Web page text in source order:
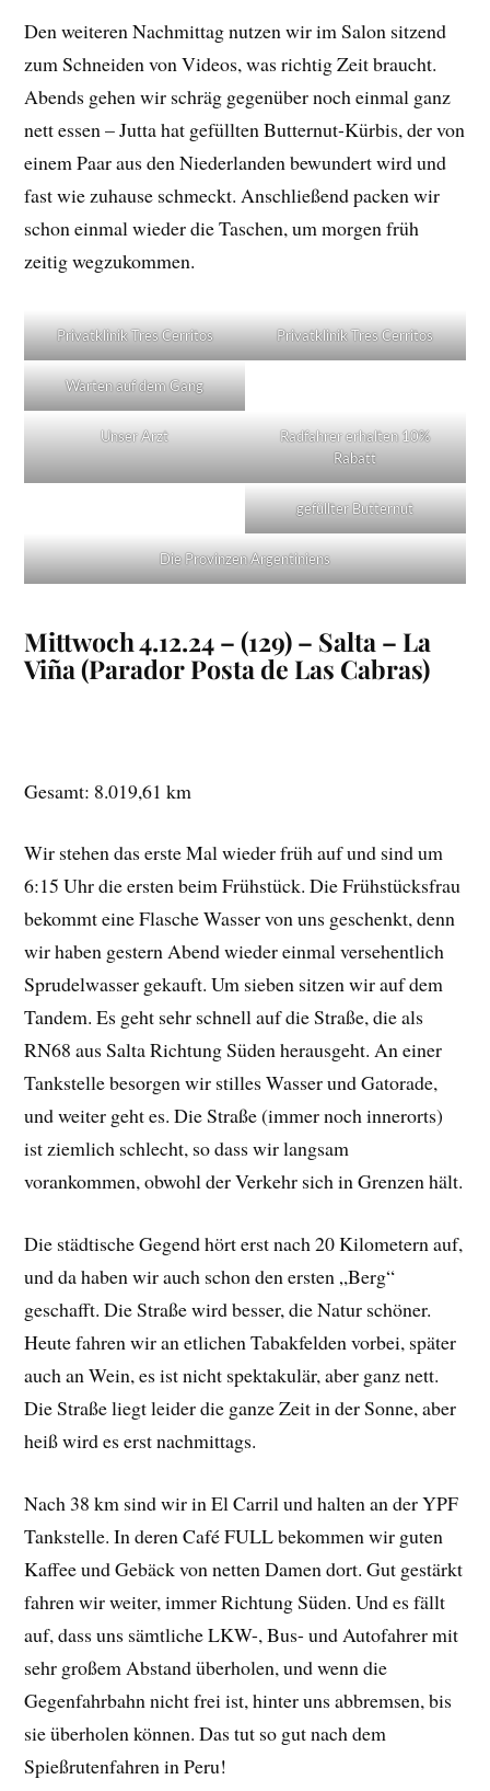
Den weiteren Nachmittag nutzen wir im Salon sitzend
zum Schneiden von Videos, was richtig Zeit braucht.
Abends gehen wir schräg gegenüber noch einmal ganz
nett essen – Jutta hat gefüllten Butternut-Kürbis, der von
einem Paar aus den Niederlanden bewundert wird und
fast wie zuhause schmeckt. Anschließend packen wir
schon einmal wieder die Taschen, um morgen früh
zeitig wegzukommen.
Privatklinik Tres Cerritos Privatklinik Tres Cerritos
Warten auf dem Gang
Unser Arzt
Radfahrer erhalten 10%
Rabatt
gefüllter Butternut
Die Provinzen Argentiniens
Mittwoch 4.12.24 – (129) – Salta – La
Viña (Parador Posta de Las Cabras)
Gesamt: 8.019,61 km
Wir stehen das erste Mal wieder früh auf und sind um
6:15 Uhr die ersten beim Frühstück. Die Frühstücksfrau
bekommt eine Flasche Wasser von uns geschenkt, denn
wir haben gestern Abend wieder einmal versehentlich
Sprudelwasser gekauft. Um sieben sitzen wir auf dem
Tandem. Es geht sehr schnell auf die Straße, die als
RN68 aus Salta Richtung Süden herausgeht. An einer
Tankstelle besorgen wir stilles Wasser und Gatorade,
und weiter geht es. Die Straße (immer noch innerorts)
ist ziemlich schlecht, so dass wir langsam
vorankommen, obwohl der Verkehr sich in Grenzen hält.
Die städtische Gegend hört erst nach 20 Kilometern auf,
und da haben wir auch schon den ersten „Berg“
geschafft. Die Straße wird besser, die Natur schöner.
Heute fahren wir an etlichen Tabakfelden vorbei, später
auch an Wein, es ist nicht spektakulär, aber ganz nett.
Die Straße liegt leider die ganze Zeit in der Sonne, aber
heiß wird es erst nachmittags.
Nach 38 km sind wir in El Carril und halten an der YPF
Tankstelle. In deren Café FULL bekommen wir guten
Kaffee und Gebäck von netten Damen dort. Gut gestärkt
fahren wir weiter, immer Richtung Süden. Und es fällt
auf, dass uns sämtliche LKW-, Bus- und Autofahrer mit
sehr großem Abstand überholen, und wenn die
Gegenfahrbahn nicht frei ist, hinter uns abbremsen, bis
sie überholen können. Das tut so gut nach dem
Spießrutenfahren in Peru!